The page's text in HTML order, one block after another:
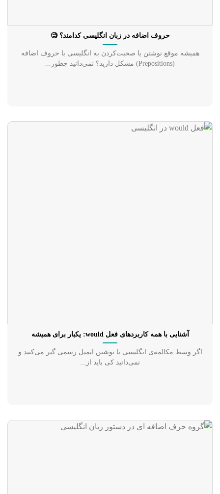
حروف اضافه در زبان انگلیسی کدامند؟ 🧐
همیشه موقع نوشتن یا صحبت‌کردن به انگلیسی با حروف اضافه
(Prepositions) مشکل دارید؟ نمی‌دانید چطور...
آشنایی با همه کاربردهای فعل would: یکبار برای همیشه
اگر وسط مکالمه‌ی انگلیسی یا نوشتن ایمیل رسمی گیر می‌کنید و
نمی‌دانید کی باید از...